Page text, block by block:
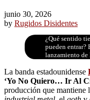
junio 30, 2026
by Rugidos Disidentes
¿Qué sentido
pueden entrar?
lanzamiento
La banda estadounidense
‘Yo No Quiero… Ir Al
producción que mantiene